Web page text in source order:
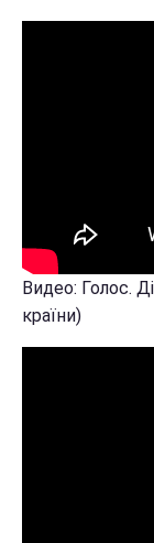
Видео: Голос.
країни)